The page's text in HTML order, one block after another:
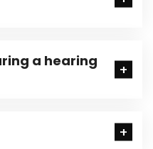
a hearing